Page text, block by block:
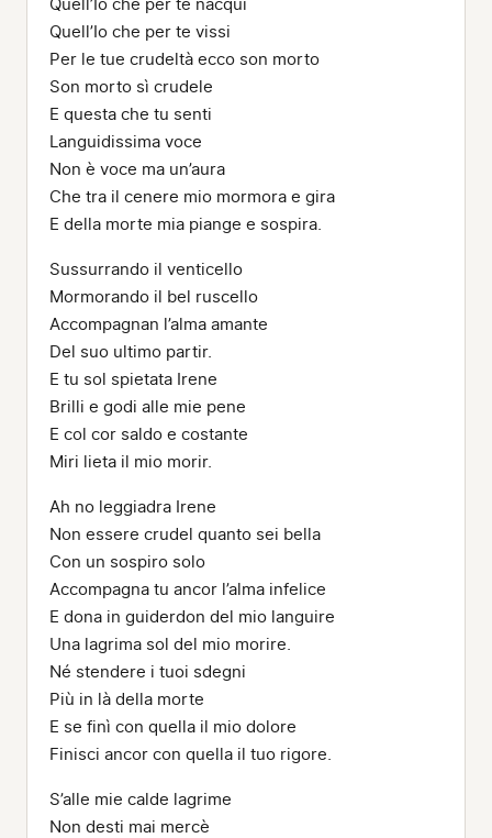
Quell’Io che per te nacqui
Quell’Io che per te vissi
Per le tue crudeltà ecco son morto
Son morto sì crudele
E questa che tu senti
Languidissima voce
Non è voce ma un’aura
Che tra il cenere mio mormora e gira
E della morte mia piange e sospira.
Sussurrando il venticello
Mormorando il bel ruscello
Accompagnan l’alma amante
Del suo ultimo partir.
E tu sol spietata Irene
Brilli e godi alle mie pene
E col cor saldo e costante
Miri lieta il mio morir.
Ah no leggiadra Irene
Non essere crudel quanto sei bella
Con un sospiro solo
Accompagna tu ancor l’alma infelice
E dona in guiderdon del mio languire
Una lagrima sol del mio morire.
Né stendere i tuoi sdegni
Più in là della morte
E se finì con quella il mio dolore
Finisci ancor con quella il tuo rigore.
S’alle mie calde lagrime
Non desti mai mercè